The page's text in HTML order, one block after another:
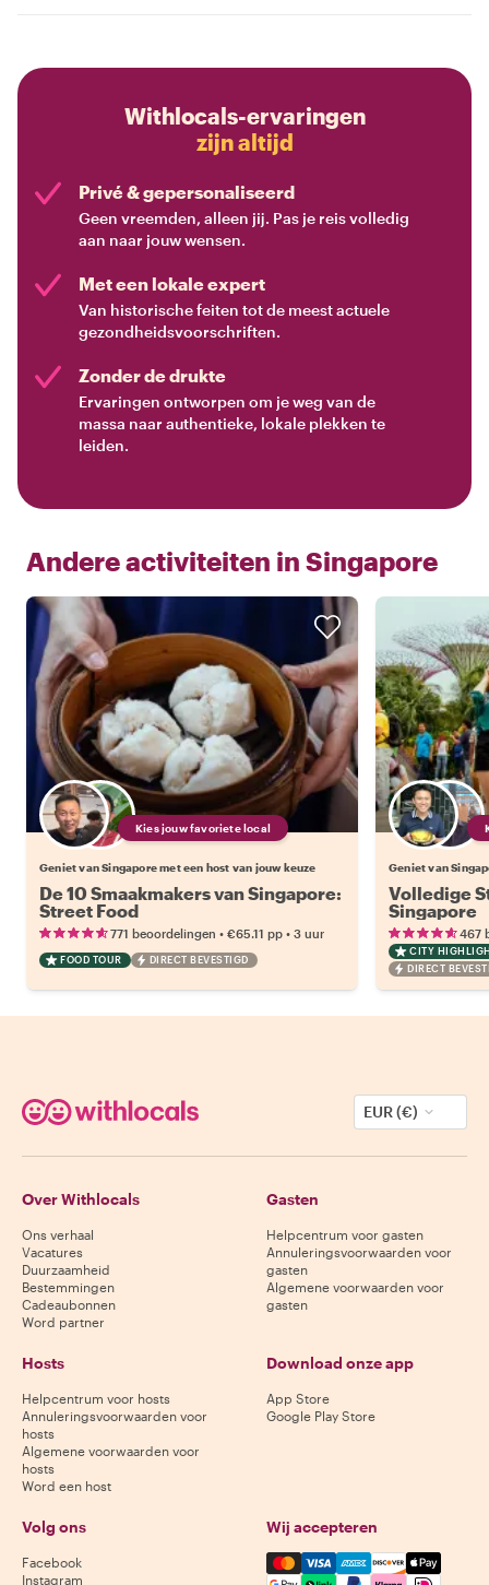
Withlocals-ervaringen
zijn altijd
Privé & gepersonaliseerd
Geen vreemden, alleen jij. Pas je reis volledig
aan naar jouw wensen.
Met een lokale expert
Van historische feiten tot de meest actuele
gezondheidsvoorschriften.
Zonder de drukte
Ervaringen ontworpen om je weg van de
massa naar authentieke, lokale plekken te
leiden.
Andere activiteiten in Singapore
Kies jouw favoriete local
Geniet van Singapore met een host van jouw keuze
De 10 Smaakmakers van Singapore:
Street Food
771 beoordelingen • €65.11 pp • 3 uur
FOOD TOUR DIRECT BEVESTIGD
Geniet van
Volledige
Singapore
467
CITY
DIRECT
EUR (€)
Over Withlocals
Ons verhaal
Vacatures
Duurzaamheid
Bestemmingen
Cadeaubonnen
Word partner
Gasten
Helpcentrum voor gasten
Annuleringsvoorwaarden voor
gasten
Algemene voorwaarden voor
gasten
Hosts
Helpcentrum voor hosts
Annuleringsvoorwaarden voor
hosts
Algemene voorwaarden voor
hosts
Word een host
Download onze app
App Store
Google Play Store
Volg ons
Facebook
Instagram
Wij accepteren
Mastercard, Visa, Amex,